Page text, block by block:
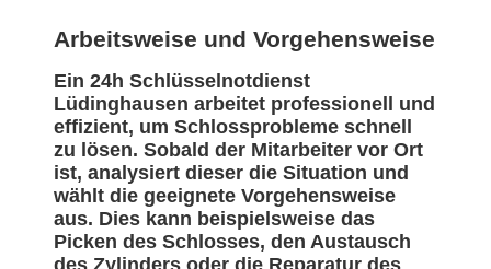
Arbeitsweise und Vorgehensweise
Ein 24h Schlüsselnotdienst
Lüdinghausen arbeitet professionell und
effizient, um Schlossprobleme schnell
zu lösen. Sobald der Mitarbeiter vor Ort
ist, analysiert dieser die Situation und
wählt die geeignete Vorgehensweise
aus. Dies kann beispielsweise das
Picken des Schlosses, den Austausch